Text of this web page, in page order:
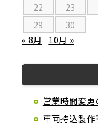
22
23
29
30
« 8月
10月 »
営業時間変
車両持込製作